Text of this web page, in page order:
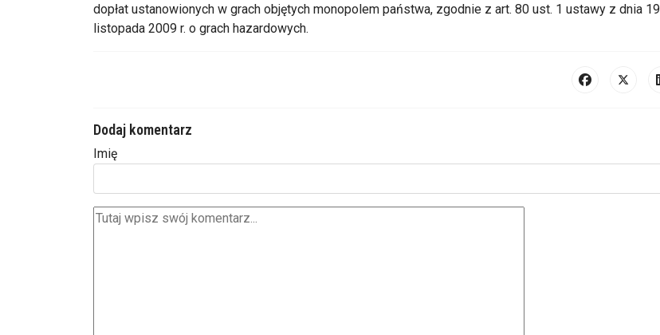
dopłat ustanowionych w grach objętych monopolem państwa, zgodnie z art. 80 ust. 1 ustawy z dnia 19
listopada 2009 r. o grach hazardowych.
Dodaj komentarz
Imię